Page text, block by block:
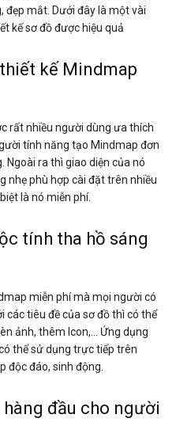
đẹp mắt. Dưới đây là một vài
kế sơ đồ được hiệu quả
kế Mindmap
rất nhiều người dùng ưa thích
tính năng tạo Mindmap đơn
Ngoài ra thì giao diện của nó
nhẹ phù hợp cài đặt trên nhiều
là nó miễn phí.
tính tha hồ sáng
miễn phí mà mọi người có
các tiêu đề của sơ đồ thì có thể
ảnh, thêm Icon,… Ứng dụng
thể sử dụng trực tiếp trên
độc đáo, sinh động.
đầu cho người